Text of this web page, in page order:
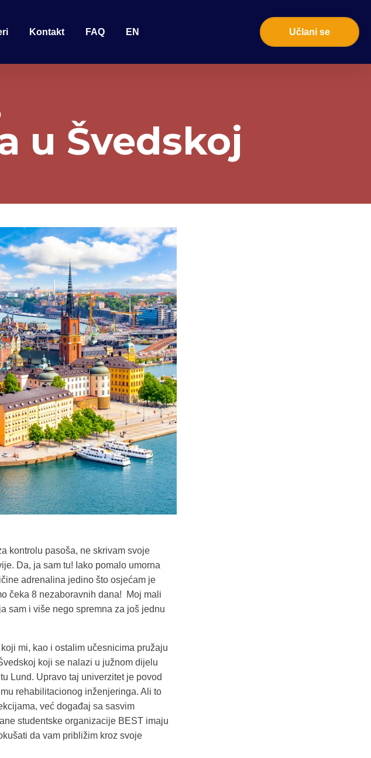
Kontakt FAQ EN Učlani se
u Švedskoj
kontrolu pasoša, ne skrivam svoje
Da, ja sam tu! Iako pomalo umorna
adrenalina jedino što osjećam je
čeka 8 nezaboravnih dana! Moj mali
sam i više nego spremna za još jednu
mi, kao i ostalim učesnicima pružaju
koji se nalazi u južnom dijelu
Lund. Upravo taj univerzitet je povod
rehabilitacionog inženjeringa. Ali to
već događaj sa sasvim
studentske organizacije BEST imaju
da vam približim kroz svoje